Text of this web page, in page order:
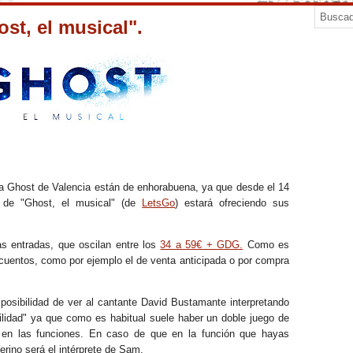
el musical".
de Valencia están de enhorabuena, ya que desde el 14
"Ghost, el musical" (de
LetsGo) estará ofreciendo sus
entradas, que oscilan entre los34 a 59€ + GDG. Como es
como por ejemplo el de venta anticipada o por compra
de ver al cantante David Bustamante interpretando
ya que como es habitual suele haber un doble juego de
las funciones. En caso de que en la función que hayas
será el intérprete de Sam.